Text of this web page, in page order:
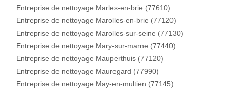
Entreprise de nettoyage Marles-en-brie (77610)
Entreprise de nettoyage Marolles-en-brie (77120)
Entreprise de nettoyage Marolles-sur-seine (77130)
Entreprise de nettoyage Mary-sur-marne (77440)
Entreprise de nettoyage Mauperthuis (77120)
Entreprise de nettoyage Mauregard (77990)
Entreprise de nettoyage May-en-multien (77145)